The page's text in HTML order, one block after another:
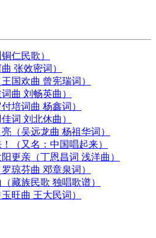
仁民歌）
张效密词）
国欢曲 曾宪瑞词）
曲 刘畅英曲）
培词曲 杨鑫词）
词 刘北休曲）
（吴远龙曲 杨祖华词）
（又名：中国唱起来）
更亲（丁恩昌词 浅洋曲）
琼芬曲 邓章泉词）
藏族民歌 独唱歌谱）
旺曲 王大民词）